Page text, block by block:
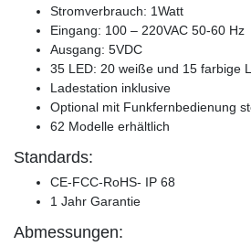
Stromverbrauch: 1Watt
Eingang: 100 – 220VAC 50-60 Hz
Ausgang: 5VDC
35 LED: 20 weiße und 15 farbige
Ladestation inklusive
Optional mit Funkfernbedienung
62 Modelle erhältlich
Standards:
CE-FCC-RoHS- IP 68
1 Jahr Garantie
Abmessungen: